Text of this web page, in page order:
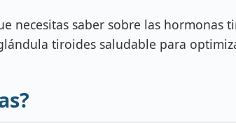
necesitas saber sobre las hormonas
tiroides saludable para